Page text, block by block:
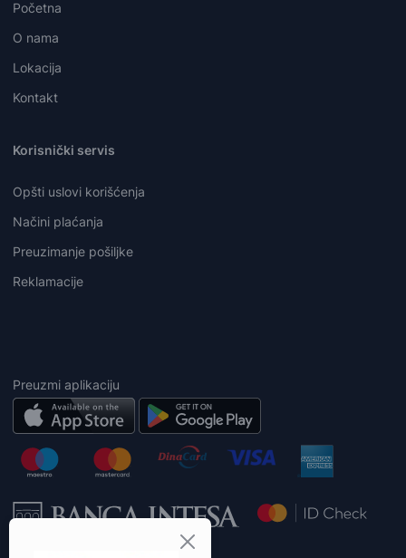
Početna
O nama
Lokacija
Kontakt
Korisnički servis
Opšti uslovi korišćenja
Načini plaćanja
Preuzimanje pošiljke
Reklamacije
Preuzmi aplikaciju